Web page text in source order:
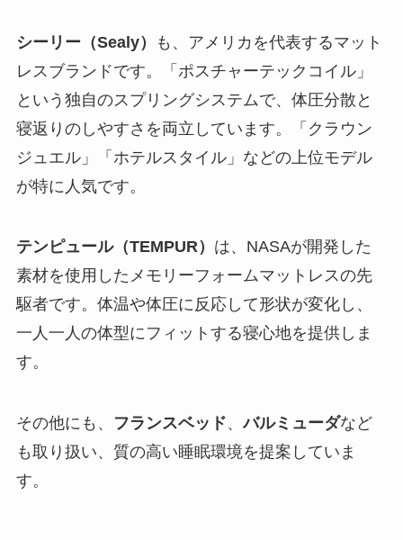
シーリー（Sealy）
も、アメリカを代表するマット
レスブランドです。「ポスチャーテックコイル」
という独自のスプリングシステムで、体圧分散と
寝返りのしやすさを両立しています。「クラウン
ジュエル」「ホテルスタイル」などの上位モデル
が特に人気です。
テンピュール（TEMPUR） は、NASAが開発した
素材を使用したメモリーフォームマットレスの先
駆者です。体温や体圧に反応して形状が変化し、
一人一人の体型にフィットする寝心地を提供しま
す。
その他にも、 フランスベッド、バルミューダなど
も取り扱い、質の高い睡眠環境を提案していま
す。